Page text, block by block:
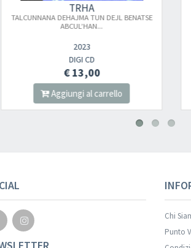
TRHA
T​ALCUNNANA D​E​HAJMA TUN DEJL BE​NATSE
ABCUL​’​HAN...
2023
DIGI CD
€ 13,00
Aggiungi al carrello
Chi
Punto